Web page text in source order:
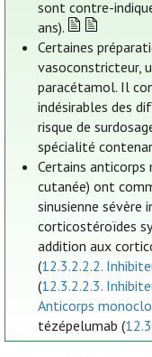
sont contre-
ans).
Certaines
vasoconstricteur,
paracétamol. Il
indésirables des
risque de
spécialité
Certains
cutanée) ont
sinusienne
corticostéroïdes
addition aux
(12.3.2.2.2.
(12.3.2.2.3.
Anticorps
tézépelumab (